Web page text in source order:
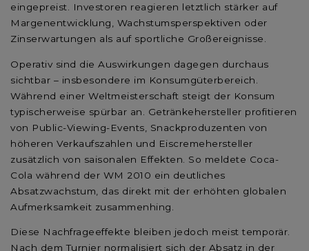
eingepreist. Investoren reagieren letztlich stärker auf
Margenentwicklung, Wachstumsperspektiven oder
Zinserwartungen als auf sportliche Großereignisse.
Operativ sind die Auswirkungen dagegen durchaus
sichtbar – insbesondere im Konsumgüterbereich.
Während einer Weltmeisterschaft steigt der Konsum
typischerweise spürbar an. Getränkehersteller profitieren
von Public-Viewing-Events, Snackproduzenten von
höheren Verkaufszahlen und Eiscremehersteller
zusätzlich von saisonalen Effekten. So meldete Coca-
Cola während der WM 2010 ein deutliches
Absatzwachstum, das direkt mit der erhöhten globalen
Aufmerksamkeit zusammenhing.
Diese Nachfrageeffekte bleiben jedoch meist temporär.
Nach dem Turnier normalisiert sich der Absatz in der